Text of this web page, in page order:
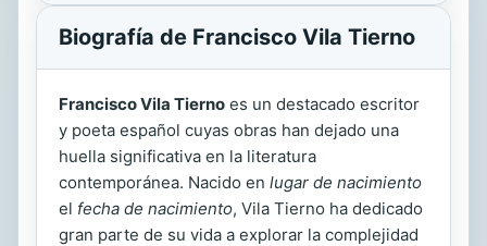
Biografía de Francisco Vila Tierno
Francisco Vila Tierno es un destacado escritor
y poeta español cuyas obras han dejado una
huella significativa en la literatura
contemporánea. Nacido en lugar de nacimiento
el fecha de nacimiento, Vila Tierno ha dedicado
gran parte de su vida a explorar la complejidad